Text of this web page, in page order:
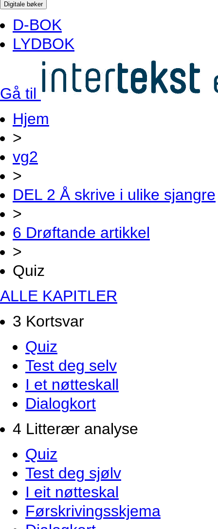
Digitale bøker
D-BOK
LYDBOK
Gå til
Hjem
>
vg2
>
DEL 2 Å skrive i ulike sjangre
>
6 Drøftande artikkel
>
Quiz
ALLE KAPITLER
3 Kortsvar
Quiz
Test deg selv
I et nøtteskall
Dialogkort
4 Litterær analyse
Quiz
Test deg sjølv
I eit nøtteskal
Førskrivingsskjema